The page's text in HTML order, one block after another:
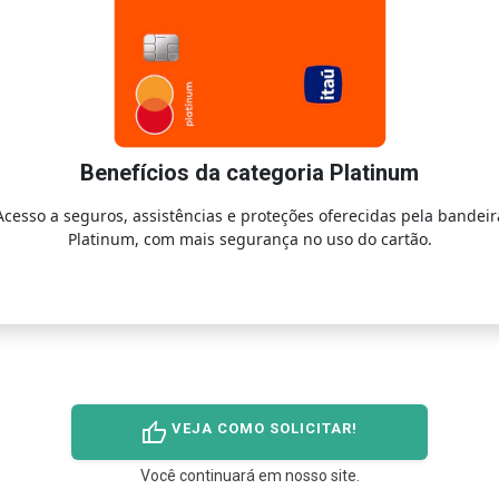
Benefícios da categoria Platinum
a seguros, assistências e proteções oferecidas pela
Platinum, com mais segurança no uso do cartão.
thumb_up VEJA COMO SOLICITAR!
Você continuará em nosso site.